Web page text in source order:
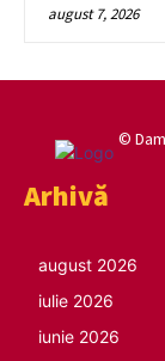
august 7, 2026
©
Arhivă
august 2026
iulie 2026
iunie 2026